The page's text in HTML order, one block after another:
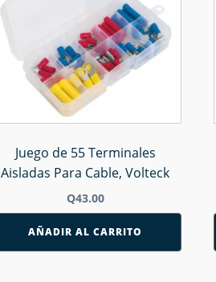
Juego de 55 Terminales
Aisladas Para Cable, Volteck
Q43.00
AÑADIR AL CARRITO